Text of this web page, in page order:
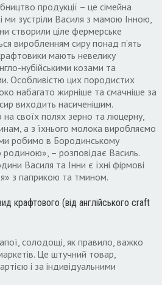
продукції – це сімейна
ми зустріли Василя з мамою Інною,
створили ціле фермерське
виробленням сиру понад п’ять
мають невелику
нубійськими козами та
Особливістю цих породистих
набагато жирніше та смачніше за
виходить насиченішим.
своїх полях зерно та люцерну,
а з їхнього молока виробляємо
робимо в Бородинському
– розповідає Василь.
Василя та Інни є їхні фірмові
з паприкою та тмином.
крафтового (від англійського craft
солодощі, як правило, важко
Це штучний товар,
і за індивідуальними